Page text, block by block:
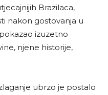
Brazilaca,
nakon gostovanja u
izuzetno
njene historije,
ubrzo je postalo